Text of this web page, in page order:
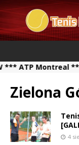
Montreal ***
Zielona
4